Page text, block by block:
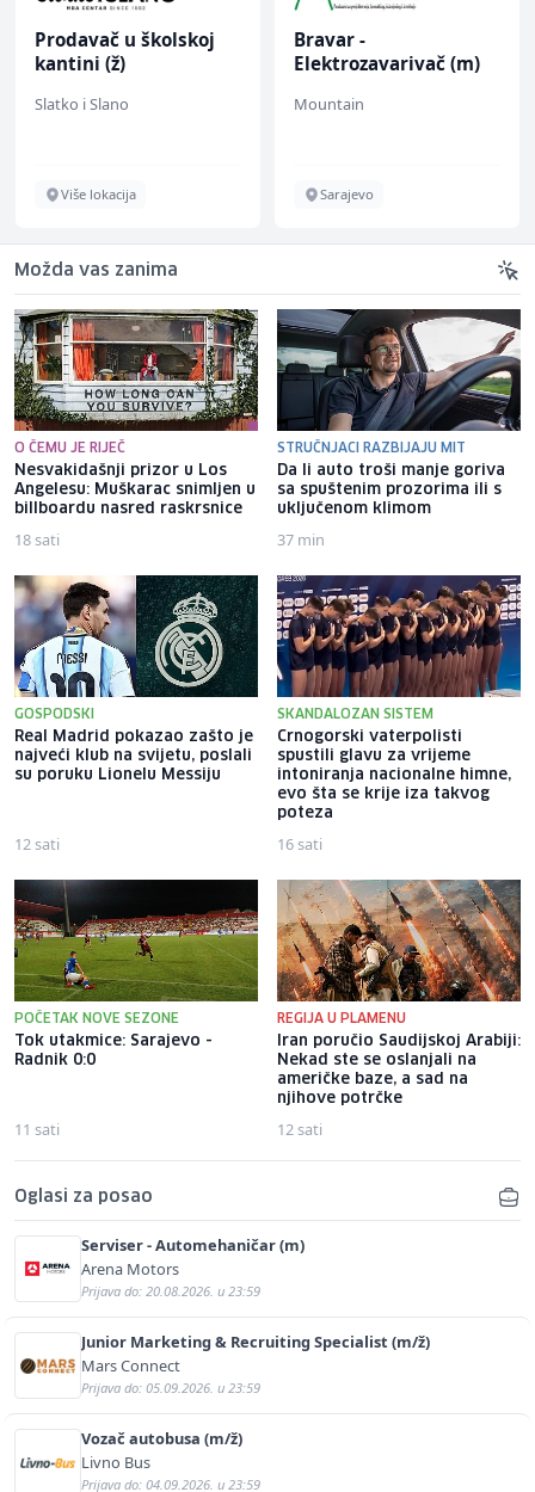
Prodavač u školskoj
kantini (ž)
Slatko i Slano
Više lokacija
Bravar -
Elektrozavarivač (m)
Mountain
Sarajevo
Možda vas zanima
O ČEMU JE RIJEČ
Nesvakidašnji prizor u Los
Angelesu: Muškarac snimljen u
billboardu nasred raskrsnice
18 sati
STRUČNJACI RAZBIJAJU MIT
Da li auto troši manje goriva
sa spuštenim prozorima ili s
uključenom klimom
37 min
GOSPODSKI
Real Madrid pokazao zašto je
najveći klub na svijetu, poslali
su poruku Lionelu Messiju
12 sati
SKANDALOZAN SISTEM
Crnogorski vaterpolisti
spustili glavu za vrijeme
intoniranja nacionalne himne,
evo šta se krije iza takvog
poteza
16 sati
POČETAK NOVE SEZONE
Tok utakmice: Sarajevo -
Radnik 0:0
11 sati
REGIJA U PLAMENU
Iran poručio Saudijskoj Arabiji:
Nekad ste se oslanjali na
američke baze, a sad na
njihove potrčke
12 sati
Oglasi za posao
Serviser - Automehaničar (m)
Arena Motors
Prijava do: 20.08.2026. u 23:59
Junior Marketing & Recruiting Specialist (m/ž)
Mars Connect
Prijava do: 05.09.2026. u 23:59
Vozač autobusa (m/ž)
Livno Bus
Prijava do: 04.09.2026. u 23:59